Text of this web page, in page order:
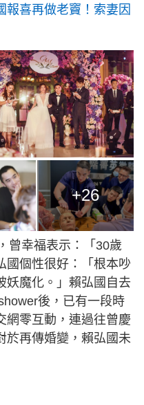
報喜再做老竇！索妻因
+26
曾幸福表示：「30歲
國個性很好：「根本吵
妖魔化。」賴弘國自去
後，已有一段時
網零互動，連過往曾慶
於再傳婚變，賴弘國未